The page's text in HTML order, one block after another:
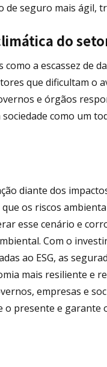
seguro mais ágil,
do
a escassez de
que dificultam o
e órgãos
como um
diante dos
os riscos
esse cenário e
Com o
ao ESG, as
mais resiliente e
empresas e
presente e garante